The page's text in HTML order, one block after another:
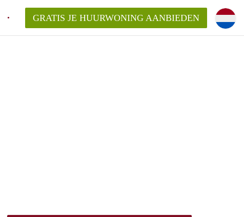
GRATIS JE HUURWONING AANBIEDEN